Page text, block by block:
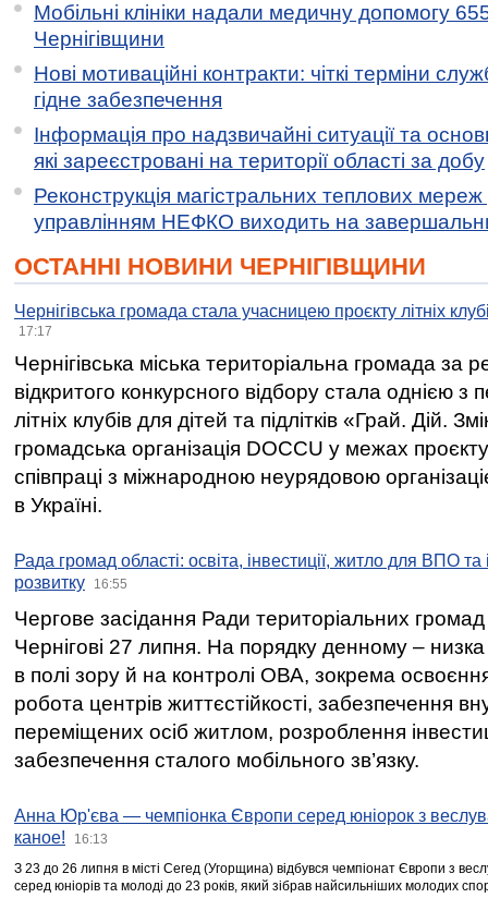
Мобільні клініки надали медичну допомогу
Чернігівщини
Нові мотиваційні контракти: чіткі терміни
гідне забезпечення
Інформація про надзвичайні ситуації та
які зареєстровані на території області за добу
Реконструкція магістральних теплових мереж
управлінням НЕФКО виходить на
ОСТАННІ НОВИНИ ЧЕРНІГІВЩИНИ
Чернігівська громада стала учасницею проєкту літніх
17:17
Чернігівська міська територіальна громада за
відкритого конкурсного відбору стала однією
літніх клубів для дітей та підлітків «Грай. Дій.
громадська організація DOCCU у межах
співпраці з міжнародною неурядовою
в Україні.
Рада громад області: освіта, інвестиції, житло для ВПО
розвитку
16:55
Чергове засідання Ради територіальних громад
Чернігові 27 липня. На порядку денному –
в полі зору й на контролі ОВА, зокрема освоєння
робота центрів життєстійкості, забезпечення
переміщених осіб житлом, розроблення
забезпечення сталого мобільного зв’язку.
Анна Юр'єва — чемпіонка Європи серед юніорок з
каное!
16:13
З 23 до 26 липня в місті Сегед (Угорщина) відбувся чемпіонат Європи з
серед юніорів та молоді до 23 років, який зібрав найсильніших молодих